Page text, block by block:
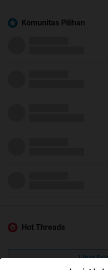
Komunitas Pilihan
Hot Threads
Lihat